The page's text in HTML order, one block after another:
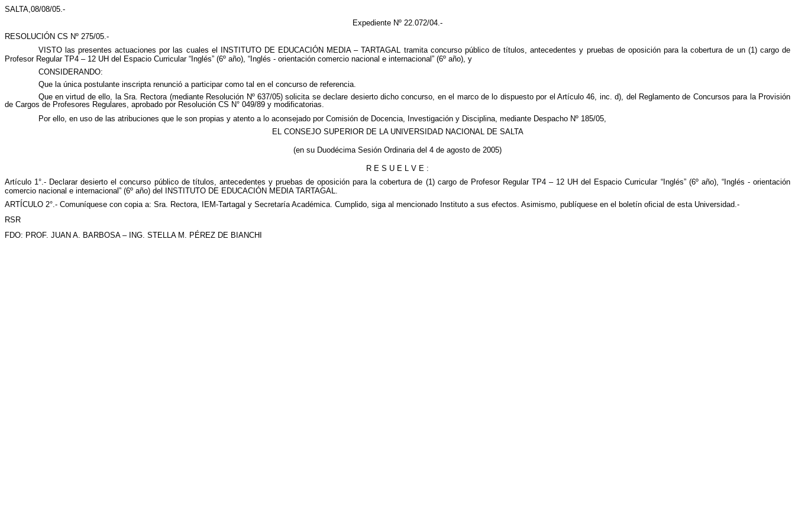
SALTA,08/08/05.-
Expediente Nº 22.072/04 .-
RESOLUCIÓN CS Nº 275/05.-
VISTO las presentes actuaciones por las cuales el INSTITUTO DE EDUCACIÓN MEDIA – TARTAGAL tramita concurso público de títulos, antecedentes y pruebas de oposición para la cobertura de un (1) cargo de
Profesor Regular TP4 – 12 UH del Espacio Curricular “Inglés” (6º año), “Inglés - orientación comercio nacional e internacional” (6º año), y
CONSIDERANDO:
Que la única postulante inscripta renunció a participar como tal en el concurso de referencia.
Que en virtud de ello, la Sra. Rectora (mediante Resolución Nº 637/05) solicita se declare desierto dicho concurso, en el marco de lo dispuesto por el Artículo 46, inc. d), del Reglamento de Concursos para la Provisión
de Cargos de Profesores Regulares, aprobado por Resolución CS N° 049/89 y modificatorias.
Por ello, en uso de las atribuciones que le son propias y atento a lo aconsejado por Comisión de Docencia, Investigación y Disciplina, mediante Despacho Nº 185/05,
EL CONSEJO SUPERIOR DE LA UNIVERSIDAD NACIONAL DE SALTA
(en su Duodécima Sesión Ordinaria del 4 de agosto de 2005)
R E S U E L V E :
Artículo 1°.- Declarar desierto el concurso público de títulos, antecedentes y pruebas de oposición para la cobertura de (1) cargo de Profesor Regular TP4 – 12 UH del Espacio Curricular “Inglés” (6º año), “Inglés - orientación
comercio nacional e internacional” (6º año) del INSTITUTO DE EDUCACIÓN MEDIA TARTAGAL.
ARTÍCULO 2°.- Comuníquese con copia a: Sra. Rectora, IEM-Tartagal y Secretaría Académica. Cumplido, siga al mencionado Instituto a sus efectos. Asimismo, publíquese en el boletín oficial de esta Universidad.-
RSR
FDO: PROF. JUAN A. BARBOSA – ING. STELLA M. PÉREZ DE BIANCHI